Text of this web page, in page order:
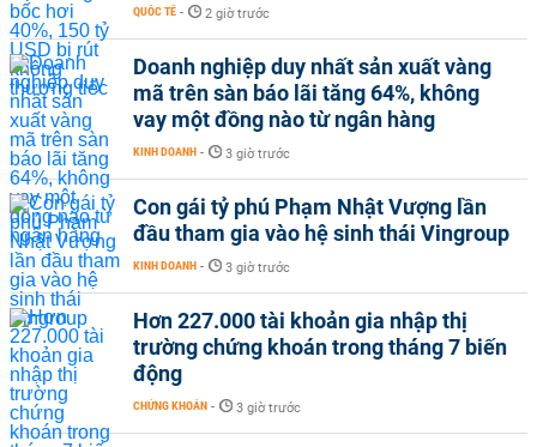
QUỐC TẾ - 2 giờ trước
Doanh nghiệp duy nhất sản xuất vàng
mã trên sàn báo lãi tăng 64%, không
vay một đồng nào từ ngân hàng
KINH DOANH - 3 giờ trước
Con gái tỷ phú Phạm Nhật Vượng lần
đầu tham gia vào hệ sinh thái Vingroup
KINH DOANH - 3 giờ trước
Hơn 227.000 tài khoản gia nhập thị
trường chứng khoán trong tháng 7 biến
động
CHỨNG KHOÁN - 3 giờ trước